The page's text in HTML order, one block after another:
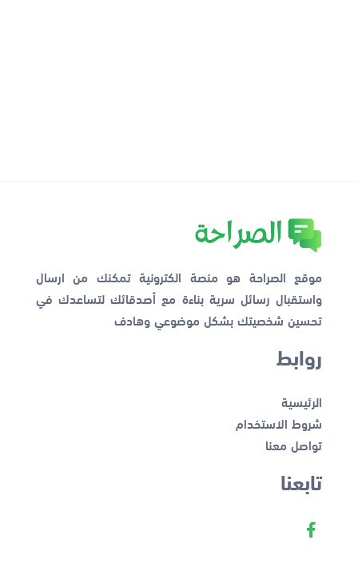
موقع الصراحة هو منصة الكترونية تمكنك من ارسال
واستقبال رسائل سرية بناءة مع أصدقائك لتساعدك في
تحسين شخصيتك بشكل موضوعي وهادف
روابط
الرئيسية
شروط الاستخدام
تواصل معنا
تابعنا